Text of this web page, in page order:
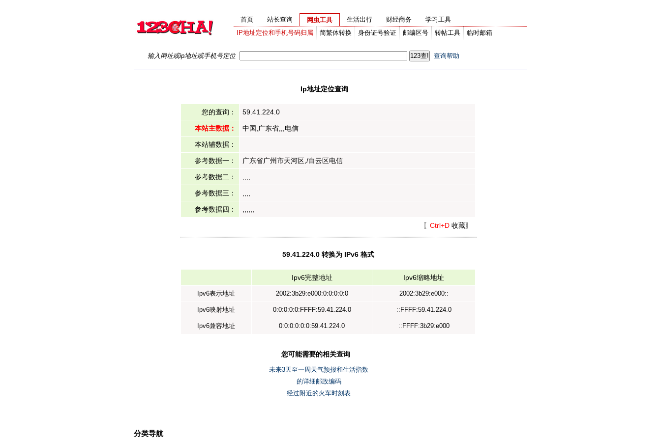
首页 站长查询
网虫工具
IP地址定位和手机号码归属
简繁体转换 身份证号验证 邮编区号 转帖工具 临时邮箱
生活出行 财经商务 学习工具
输入网址或ip地址或手机号定位 查询帮助
Ip地址定位查询
您的查询： 59.41.224.0
本站主数据： 中国,广东省,,,电信
本站辅数据：
参考数据一： 广东省广州市天河区,/白云区电信
参考数据二：
参考数据三：
参考数据四：
〖 Ctrl+D 收藏〗
59.41.224.0 转换为 IPv6 格式
Ipv6完整地址 Ipv6缩略地址
Ipv6表示地址 2002:3b29:e000:0:0:0:0:0 2002:3b29:e000::
Ipv6映射地址 0:0:0:0:0:FFFF:59.41.224.0 ::FFFF:59.41.224.0
Ipv6兼容地址 0:0:0:0:0:0:59.41.224.0 ::FFFF:3b29:e000
您可能需要的相关查询
未来3天至一周天气预报和生活指数
的详细邮政编码
经过附近的火车时刻表
分类导航